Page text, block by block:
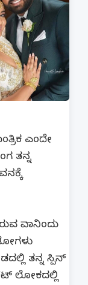
ಎಂದೇ
ತನ್ನ
ವಾನಿಂದು
ತನ್ನ ಸ್ಪಿನ್
ಲೋಕದಲ್ಲಿ